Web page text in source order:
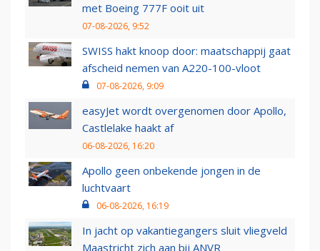
met Boeing 777F ooit uit
07-08-2026, 9:52
SWISS hakt knoop door: maatschappij gaat
afscheid nemen van A220-100-vloot
07-08-2026, 9:09
easyJet wordt overgenomen door Apollo,
Castlelake haakt af
06-08-2026, 16:20
Apollo geen onbekende jongen in de
luchtvaart
06-08-2026, 16:19
In jacht op vakantiegangers sluit vliegveld
Maastricht zich aan bij ANVR